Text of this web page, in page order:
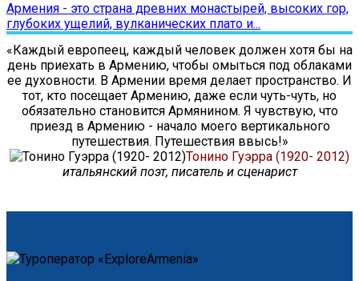
Армения - это страна древних монастырей, высоких гор,
глубоких ущелий, вулканических плато и...
«Каждый европеец, каждый человек должен хотя бы на
день приехать в Армению, чтобы омыться под облаками
ее духовности. В Армении время делает пространство. И
тот, кто посещает Армению, даже если чуть-чуть, но
обязательно становится Армянином. Я чувствую, что
приезд в Армению - начало моего вертикального
путешествия. Путешествия ввысь!»
Тонино Гуэрра (1920- 2012)
итальянский поэт, писатель и сценарист